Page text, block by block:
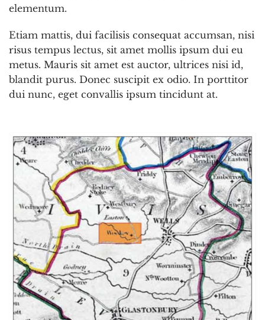
elementum.
Etiam mattis, dui facilisis consequat accumsan, nisi
risus tempus lectus, sit amet mollis ipsum dui eu
metus. Mauris sit amet est auctor, ultrices nisi id,
blandit purus. Donec suscipit ex odio. In porttitor
dui nunc, eget convallis ipsum tincidunt at.